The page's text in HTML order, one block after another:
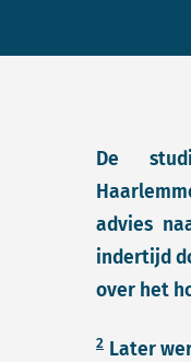
De
advies
indertijd
over het
2 Later